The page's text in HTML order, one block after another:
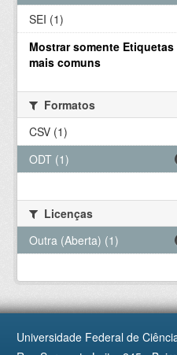
SEI (1)
Mostrar somente Etiquetas
mais comuns
Formatos
CSV (1)
ODT (1)
Licenças
Outra (Aberta) (1)
Universidade Federal de